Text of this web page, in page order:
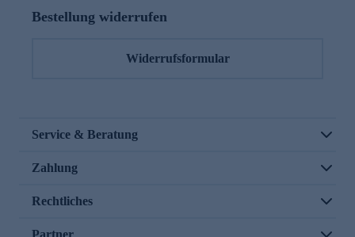
Bestellung widerrufen
Widerrufsformular
Service & Beratung
Zahlung
Rechtliches
Partner